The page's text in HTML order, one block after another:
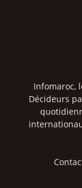
Infomaroc,
Décideurs